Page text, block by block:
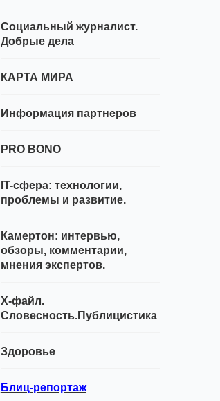
Социальный журналист.
Добрые дела
КАРТА МИРА
Информация партнеров
PRO BONO
IT-сфера: технологии,
проблемы и развитие.
Камертон: интервью,
обзоры, комментарии,
мнения экспертов.
Х-файл.
Словесность.Публицистика
Здоровье
Блиц-репортаж